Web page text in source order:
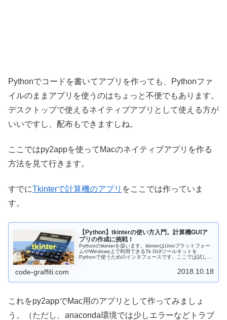
Pythonでコードを書いてアプリを作っても、Pythonファ
イルのままアプリを使うのはちょっと不便でもあります。
デスクトップで使えるネイティブアプリとして使える方が
いいですし、配布もできますしね。
ここではpy2appを使ってMacのネイティブアプリを作る
方法を見て行きます。
すでにTkinterで計算機のアプリ をここでは作っていま
す。
【Python】tkinterの使い方入門。計算機GUIア
プリの作成に挑戦！
Pythonのtkinterを扱います。tkinterはUnixプラットフォー
ムやWindows上で利用できるTk GUIツールキットを
Pythonで使うためのインタフェースです。ここでは試しに
code-graffiti.com 2018.10.18
これをpy2appでMac用のアプリとして作ってみましょ
う。（ただし、anaconda環境では少しエラーなどトラブ